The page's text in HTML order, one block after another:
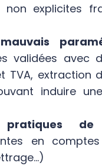
non explicites
validées avec
TVA, extraction
induire
de
en